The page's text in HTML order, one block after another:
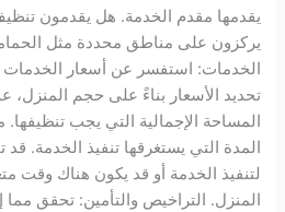
يقدمها مقدم الخدمة. هل يقدمون تنظيف
يركزون على مناطق محددة مثل
الخدمات: استفسر عن أسعار الخدمات
تحديد الأسعار بناءً على حجم المنزل،
المساحة الإجمالية التي يجب
المدة التي يستغرقها تنفيذ الخدمة.
لتنفيذ الخدمة أو قد يكون هناك وقت
المنزل. التراخيص والتأمين: تحقق مما